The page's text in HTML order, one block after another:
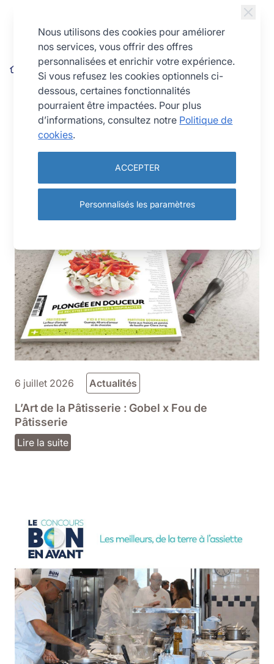
Blog
Actualités
6 juillet 2026 Actualités
L’Art de la Pâtisserie : Gobel x Fou de
Pâtisserie
Lire la suite
Nous utilisons des cookies pour améliorer
nos services, vous offrir des offres
personnalisées et enrichir votre expérience.
Si vous refusez les cookies optionnels ci-
dessous, certaines fonctionnalités
pourraient être impactées. Pour plus
d’informations, consultez notre Politique de
cookies.
ACCEPTER
Personnalisés les paramètres